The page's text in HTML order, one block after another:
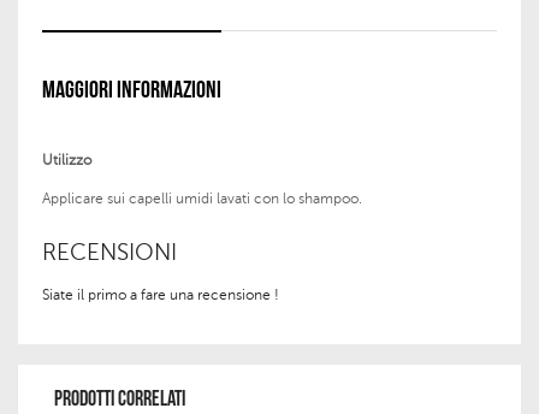
MAGGIORI INFORMAZIONI
Utilizzo
Applicare sui capelli umidi lavati con lo shampoo.
RECENSIONI
Siate il primo a fare una recensione !
PRODOTTI CORRELATI